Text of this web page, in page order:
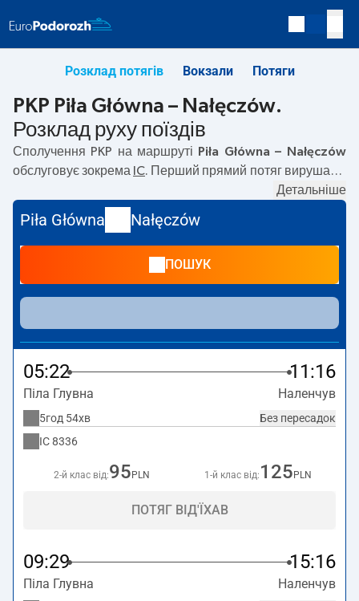
Розклад потягів Вокзали Потяги
PKP Piła Główna – Nałęczów.
Розклад руху поїздів
Сполучення PKP на маршруті
Piła Główna – Nałęczów
обслуговує зокрема IC
. Перший прямий потяг вирушає о
Nałęczów вирушає о 22:57. Найшвидший маршрут
пропонує потяг без пересадокZAMOYSKI
потягом триває05:47 . На маршрутіPiła Główna–
курсують також інші потяги:
нижчу ціну квитка і зазвичай довший час подорожі.
Потяг завершує маршрут на станції Nałęczów.
Детальніше
Piła Główna Nałęczów
ПОШУК
05:22 11:16
Піла Глувна Наленчув
Без пересадок
5год 54хв
IC8336
2-й клас від:95 PLN 1-й клас від: 125 PLN
ПОТЯГ ВІД'ЇХАВ
09:29 15:16
Піла Глувна Наленчув